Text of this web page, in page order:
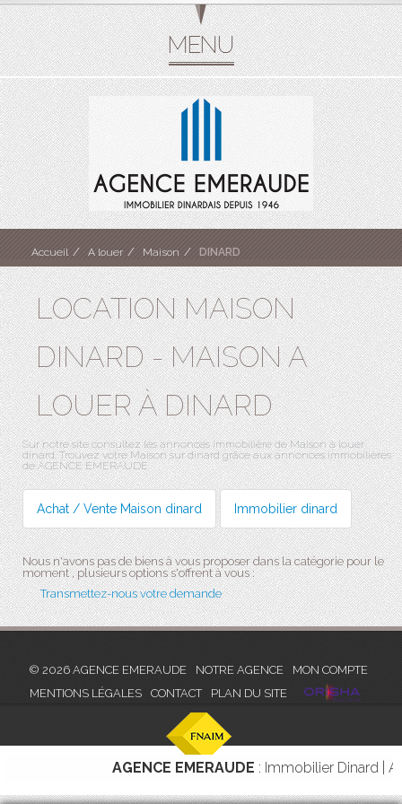
Accueil A louer Maison DINARD
LOCATION MAISON
DINARD - MAISON A
LOUER À DINARD
Sur notre site consultez les annonces immobilière de Maison à louer
dinard. Trouvez votre Maison sur dinard grâce aux annonces immobilières
de AGENCE EMERAUDE.
Achat / Vente Maison dinard Immobilier dinard
Nous n'avons pas de biens à vous proposer dans la catégorie pour le
moment , plusieurs options s'offrent à vous :
Transmettez-nous votre demande
© 2026 AGENCE EMERAUDE NOTRE AGENCE
MON COMPTE
MENTIONS LÉGALES
CONTACT PLAN DU SITE
AGENCE EMERAUDE: Immobilier Dinard |